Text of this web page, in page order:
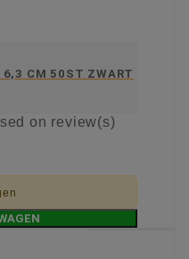
CM 50ST ZWART
on review(s)